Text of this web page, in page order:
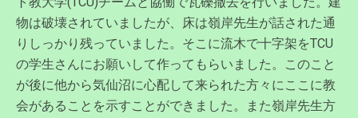
物は破壊されていましたが、床は嶺岸先生が話された通
りしっかり残っていました。そこに流木で十字架をTCU
の学生さんにお願いして作ってもらいました。このこと
が後に他から気仙沼に心配して来られた方々にここに教
会があることを示すことができました。また嶺岸先生方